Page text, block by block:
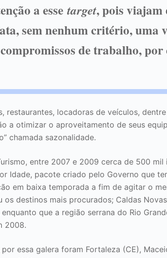
a essetarget, pois viajam
sem nenhum critério, uma
de trabalho, por
restaurantes, locadoras de veículos,
a otimizar o aproveitamento de seus
chamada sazonalidade.
entre 2007 e 2009 cerca de 500
Idade, pacote criado pelo Governo que
em baixa temporada a fim de agitar o
os destinos mais procurados; Caldas
que a região serrana do Rio
2008.
essa galera foram Fortaleza (CE),